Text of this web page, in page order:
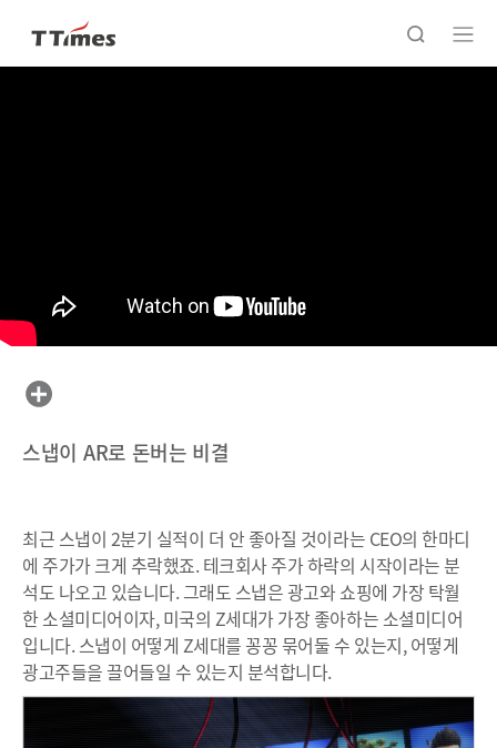
스냅이 AR로 돈버는 비결
최근 스냅이 2분기 실적이 더 안 좋아질 것이라는 CEO의 한마디
에 주가가 크게 추락했죠. 테크회사 주가 하락의 시작이라는 분
석도 나오고 있습니다. 그래도 스냅은 광고와 쇼핑에 가장 탁월
한 소셜미디어이자, 미국의 Z세대가 가장 좋아하는 소셜미디어
입니다. 스냅이 어떻게 Z세대를 꽁꽁 묶어둘 수 있는지, 어떻게
광고주들을 끌어들일 수 있는지 분석합니다.